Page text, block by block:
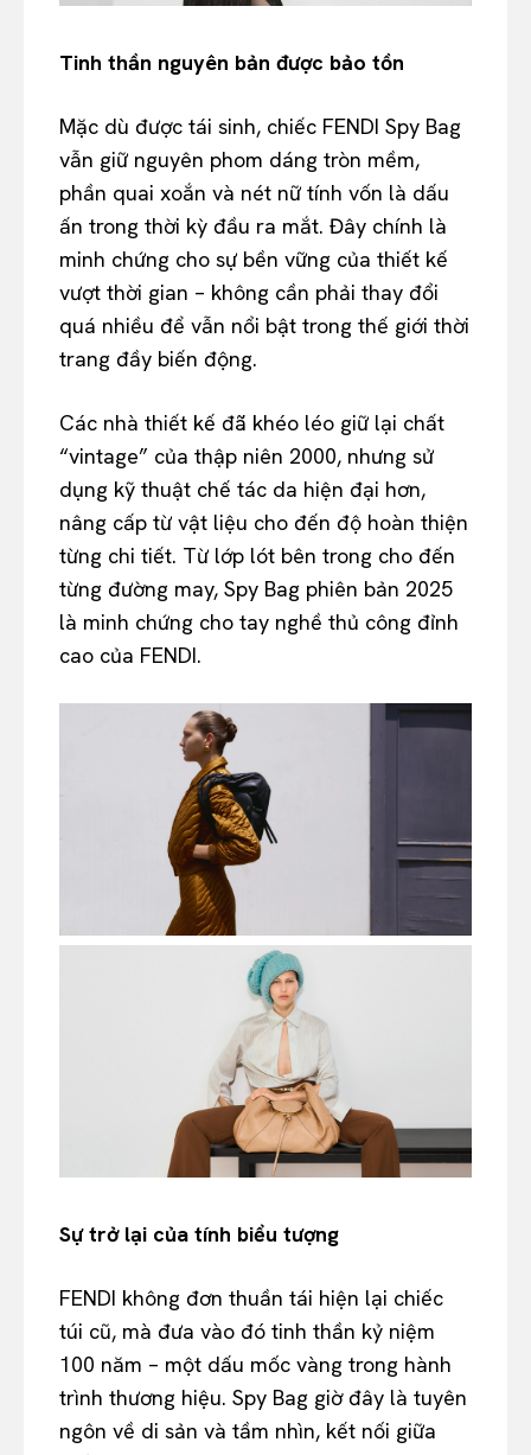
Tinh thần nguyên bản được bảo tồn
Mặc dù được tái sinh, chiếc FENDI Spy Bag
vẫn giữ nguyên phom dáng tròn mềm,
phần quai xoắn và nét nữ tính vốn là dấu
ấn trong thời kỳ đầu ra mắt. Đây chính là
minh chứng cho sự bền vững của thiết kế
vượt thời gian – không cần phải thay đổi
quá nhiều để vẫn nổi bật trong thế giới thời
trang đầy biến động.
Các nhà thiết kế đã khéo léo giữ lại chất
“vintage” của thập niên 2000, nhưng sử
dụng kỹ thuật chế tác da hiện đại hơn,
nâng cấp từ vật liệu cho đến độ hoàn thiện
từng chi tiết. Từ lớp lót bên trong cho đến
từng đường may, Spy Bag phiên bản 2025
là minh chứng cho tay nghề thủ công đỉnh
cao của FENDI.
Sự trở lại của tính biểu tượng
FENDI không đơn thuần tái hiện lại chiếc
túi cũ, mà đưa vào đó tinh thần kỷ niệm
100 năm – một dấu mốc vàng trong hành
trình thương hiệu. Spy Bag giờ đây là tuyên
ngôn về di sản và tầm nhìn, kết nối giữa